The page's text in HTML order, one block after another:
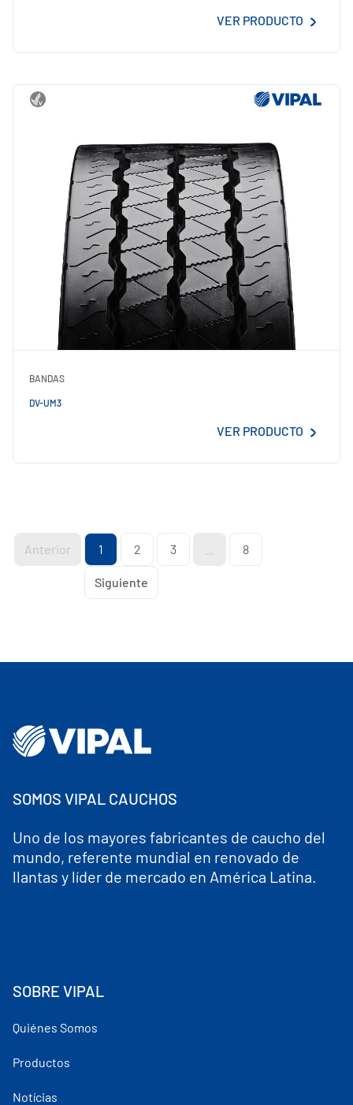
VER PRODUCTO
BANDAS
DV-UM3
VER PRODUCTO
Anterior 1 2 3 8
Siguiente
SOMOS VIPAL CAUCHOS
Uno de los mayores fabricantes de caucho del
mundo, referente mundial en renovado de
llantas y líder de mercado en América Latina.
SOBRE VIPAL
Quiénes Somos
Productos
Notícias